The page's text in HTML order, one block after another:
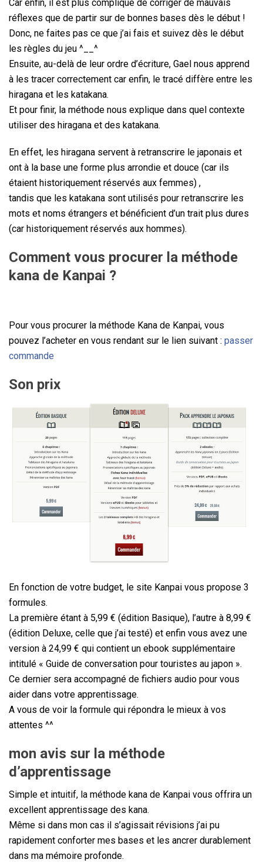
Car enfin, il est plus compliqué de corriger de mauvais
réflexes que de partir sur de bonnes bases dès le début !
Donc, ne faites pas ce que j’ai fais et suivez dès le début
les règles du jeu ^__^
Ensuite, au-delà de leur ordre d’écriture, Gael nous apprend
à les tracer correctement car enfin, le tracé diffère entre les
hiragana et les katakana.
Et pour finir, la méthode nous explique dans quel contexte
utiliser des hiragana et des katakana.
En effet, les hiragana servent à retranscrire le japonais et
ont à la base une forme plus arrondie et douce (car ils
étaient historiquement réservés aux femmes) ,
tandis que les katakana sont utilisés pour retranscrire les
mots et noms étrangers et bénéficient d’un trait plus dures
(car historiquement réservés aux hommes).
Comment vous procurer la méthode
kana de Kanpai ?
Pour vous procurer la méthode Kana de Kanpai, vous
pouvez l’acheter en vous rendant sur le lien suivant : passer
commande
Son prix
En fonction de votre budget, le site Kanpai vous propose 3
formules.
La première étant à 5,99 € (édition Basique), l’autre à 8,99 €
(édition Deluxe, celle que j’ai testé) et enfin vous avez une
version à 24,99 € qui contient un ebook supplémentaire
intitulé « Guide de conversation pour touristes au japon ».
Ce dernier sera accompagné de fichiers audio pour vous
aider dans votre apprentissage.
A vous de voir la formule qui répondra le mieux à vos
attentes ^^
mon avis sur la méthode
d’apprentissage
Simple et intuitif, la méthode kana de Kanpai vous offrira un
excellent apprentissage des kana.
Même si dans mon cas il s’agissait révisions j’ai pu
rapidement conforter mes bases et les ancrer durablement
dans ma mémoire profonde.